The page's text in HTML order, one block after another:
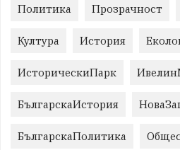
Политика Прозрачност
Култура История
ИсторическиПарк
БългарскаИстория
БългарскаПолитика